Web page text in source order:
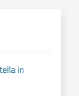
in